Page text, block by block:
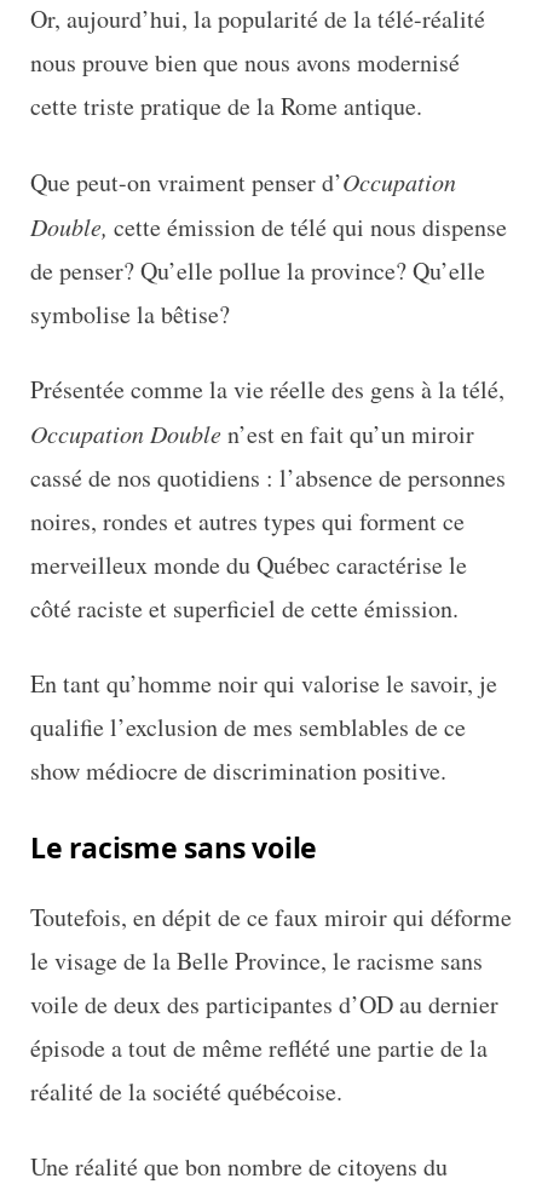
Or, aujourd’hui, la popularité de la télé-réalité
nous prouve bien que nous avons modernisé
cette triste pratique de la Rome antique.
Que peut-on vraiment penser d’Occupation
Double, cette émission de télé qui nous dispense
de penser? Qu’elle pollue la province? Qu’elle
symbolise la bêtise?
Présentée comme la vie réelle des gens à la télé,
Occupation Doublen’est en fait qu’un miroir
cassé de nos quotidiens : l’absence de personnes
noires, rondes et autres types qui forment ce
merveilleux monde du Québec caractérise le
côté raciste et superficiel de cette émission.
En tant qu’homme noir qui valorise le savoir, je
qualifie l’exclusion de mes semblables de ce
show médiocre de discrimination positive.
Le racisme sans voile
Toutefois, en dépit de ce faux miroir qui déforme
le visage de la Belle Province, le racisme sans
voile de deux des participantes d’OD au dernier
épisode a tout de même reflété une partie de la
réalité de la société québécoise.
Une réalité que bon nombre de citoyens du